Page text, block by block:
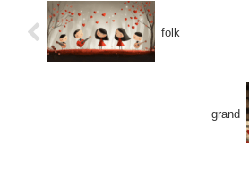
folk
grand